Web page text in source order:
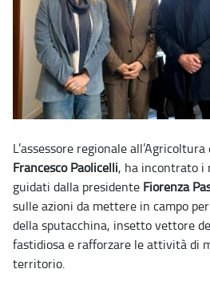
L’assessore regionale
Francesco Paolicelli, ha incontrato i
guidati dalla presidente Fiorenza
sulle azioni da mettere in campo
della sputacchina, insetto vettore
fastidiosa e rafforzare le attività di
territorio.